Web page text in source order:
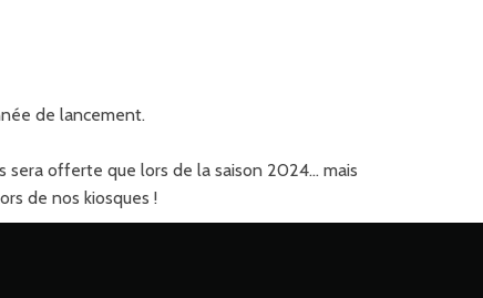
de lancement.
offerte que lors de la saison 2024... mais
de nos kiosques !